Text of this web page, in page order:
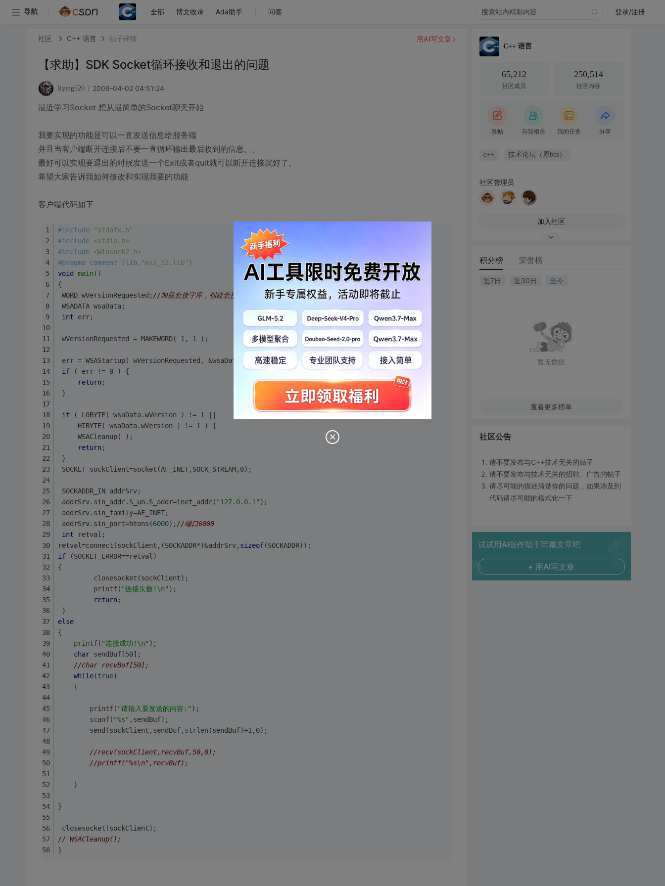
导航 全部 博文收录 Ada助手 问答 登录/注册
社区 C++ 语言 帖子详情
【求助】SDK Socket循环接收和退出的问题
liying520 2009-04-02 04:51:24
最近学习Socket 想从最简单的Socket聊天开始
我要实现的功能是可以一直发送信息给服务端
并且当客户端断开连接后不要一直循环输出最后收到的信息。。
最好可以实现要退出的时候发送一个Exit或者quit就可以断开连接就好了。
希望大家告诉我如何修改和实现我要的功能
客户端代码如下
#include
"stdafx.h"
#include <stdio.h>
#include <Winsock2.h>
#pragma comment (lib, "ws2_32.lib" )
void
main()
{
WORD wVersionRequested; //加载套接字库，创建套接字
WSADATA wsaData;
int err;
wVersionRequested = MAKEWORD( 1 , 1 );
err = WSAStartup( wVersionRequested, &wsaData );
if ( err != 0 ) {
return;
}
if ( LOBYTE( wsaData.wVersion ) != 1
	 HIBYTE( wsaData.wVersion ) !=
1 ) {
	 WSACleanup( );
return;
}
SOCKET sockClient=socket(AF_INET,SOCK_STREAM, 0);
SOCKADDR_IN addrSrv;
addrSrv.sin_addr.S_un.S_addr=inet_addr( "127.0.0.1" );
addrSrv.sin_family=AF_INET;
addrSrv.sin_port=htons(6000); //端口6000
int retval;
retval=connect(sockClient,(SOCKADDR*)&addrSrv, sizeof(SOCKADDR));
if (SOCKET_ERROR==retval)
{
		 closesocket(sockClient);
printf ( "连接失败!\n" );
return;
}
else
{
printf ( "连接成功!\n" );
char sendBuf[50];
//char recvBuf[50];
while(true)
	{
printf ( "请输入要发送的内容:" );
scanf ( "%s" ,sendBuf);
		send(sockClient,sendBuf,
strlen (sendBuf)+1 , 0);
//recv(sockClient,recvBuf,50,0);
//printf("%s\n",recvBuf);
	}
}
closesocket(sockClient);
// WSACleanup();
}
用AI写文章
C++ 语言
65,212
社区成员
250,514
社区内容
发帖 与我相关 我的任务 分享
c++ 技术论坛（原bbs）
社区管理员
加入社区
积分榜 荣誉榜
近7日 近30日 至今
暂无数据
查看更多榜单
社区公告
请不要发布与C++技术无关的贴子
请不要发布与技术无关的招聘、广告的帖子
请尽可能的描述清楚你的问题，如果涉及到
代码请尽可能的格式化一下
试试用AI创作助手写篇文章吧
+ 用AI写文章